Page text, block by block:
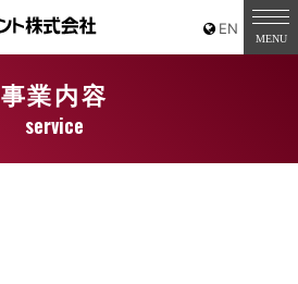
事業内容
service